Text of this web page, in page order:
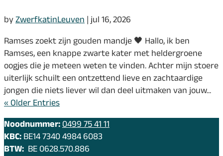
byZwerfkatinLeuven | jul 16, 2026
Ramses zoekt zijn gouden mandje 🖤 Hallo, ik ben
Ramses, een knappe zwarte kater met heldergroene
oogjes die je meteen weten te vinden. Achter mijn stoere
uiterlijk schuilt een ontzettend lieve en zachtaardige
jongen die niets liever wil dan deel uitmaken van jouw...
« Older Entries
Noodnummer:0499 75 41 11
KBC: BE14 7340 4984 6083
BTW: BE 0628.570.886